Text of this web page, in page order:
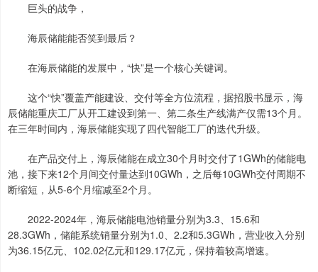
巨头的战争，
海辰储能能否笑到最后？
在海辰储能的发展中，“快”是一个核心关键词。
这个“快”覆盖产能建设、交付等全方位流程，据招股书显示，海
辰储能重庆工厂从开工建设到第一、第二条生产线满产仅需13个月。
在三年时间内，海辰储能实现了四代智能工厂的迭代升级。
在产品交付上，海辰储能在成立30个月时交付了1GWh的储能电
池，接下来12个月间交付量达到10GWh，之后每10GWh交付周期不
断缩短，从5-6个月缩减至2个月。
2022-2024年，海辰储能电池销量分别为3.3、15.6和
28.3GWh，储能系统销量分别为1.0、2.2和5.3GWh，营业收入分别
为36.15亿元、102.02亿元和129.17亿元，保持着较高增速。